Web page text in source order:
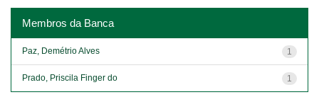
Membros da Banca
1
Paz, Demétrio Alves
1
Prado, Priscila Finger do